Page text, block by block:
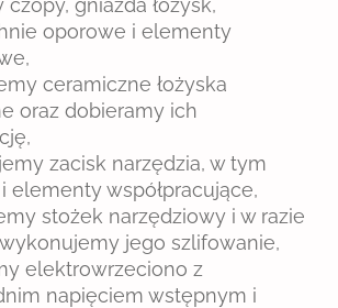
gniazda łożysk,
oporowe i elementy
ceramiczne łożyska
oraz dobieramy ich
zacisk narzędzia, w tym
elementy współpracujące,
stożek narzędziowy i w razie
jego szlifowanie,
elektrowrzeciono z
napięciem wstępnym i